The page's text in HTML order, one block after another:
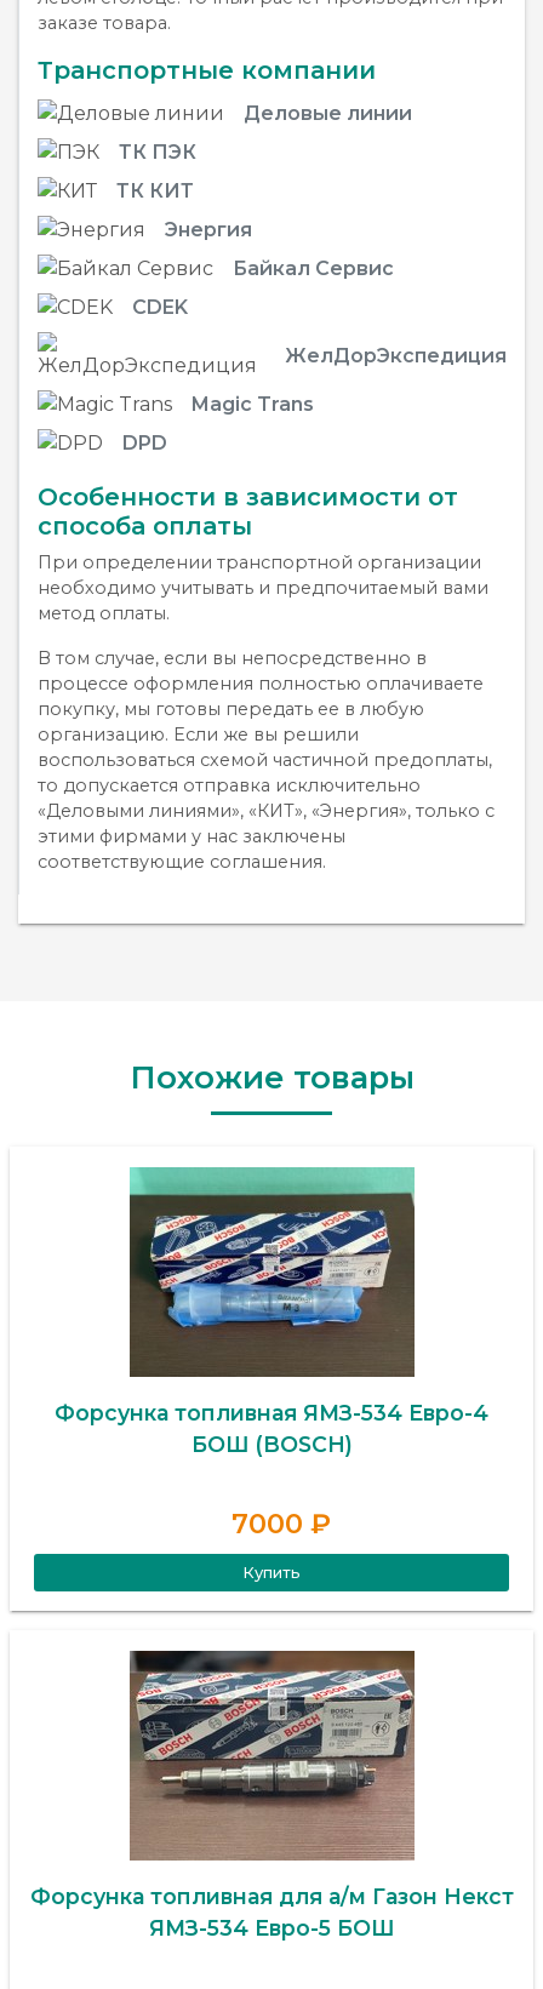
заказе товара.
Транспортные компании
Деловые линии
ТК ПЭК
ТК КИТ
Энергия
Байкал Сервис
CDEK
ЖелДорЭкспедиция
Magic Trans
DPD
Особенности в зависимости от
способа оплаты
При определении транспортной организации
необходимо учитывать и предпочитаемый вами
метод оплаты.
В том случае, если вы непосредственно в
процессе оформления полностью оплачиваете
покупку, мы готовы передать ее в любую
организацию. Если же вы решили
воспользоваться схемой частичной предоплаты,
то допускается отправка исключительно
«Деловыми линиями», «КИТ», «Энергия», только с
этими фирмами у нас заключены
соответствующие соглашения.
Похожие товары
Форсунка топливная ЯМЗ-534 Евро-4
БОШ (BOSCH)
7000 ₽
Купить
Форсунка топливная для а/м Газон Некст
ЯМЗ-534 Евро-5 БОШ